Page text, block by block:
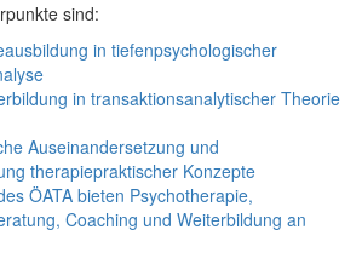
sind:
in tiefenpsychologischer
in transaktionsanalytischer Theorie
Auseinandersetzung und
therapiepraktischer Konzepte
ÖATA bieten Psychotherapie,
Coaching und Weiterbildung an